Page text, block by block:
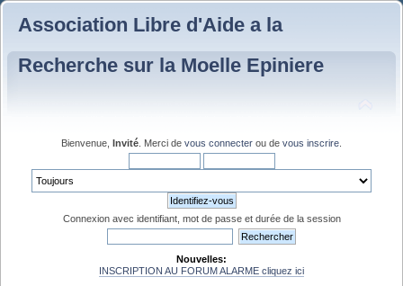
Association Libre d'Aide a la
Recherche sur la Moelle Epiniere
Bienvenue, Invité . Merci de vous connecter ou de vous inscrire
Connexion avec identifiant, mot de passe et durée de la session
Nouvelles:
INSCRIPTION AU FORUM ALARME cliquez ici